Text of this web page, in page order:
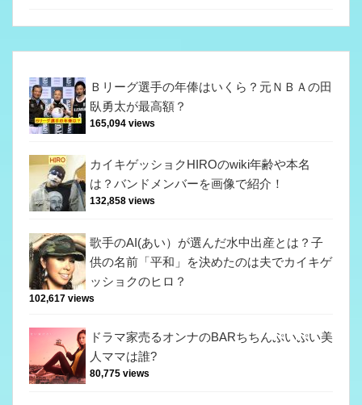
Ｂリーグ選手の年俸はいくら？元ＮＢＡの田
臥勇太が最高額？
165,094 views
カイキゲッショクHIROのwiki年齢や本名
は？バンドメンバーを画像で紹介！
132,858 views
歌手のAI(あい）が選んだ水中出産とは？子
供の名前「平和」を決めたのは夫でカイキゲ
ッショクのヒロ？
102,617 views
ドラマ家売るオンナのBARちちんぷいぷい美
人ママは誰?
80,775 views